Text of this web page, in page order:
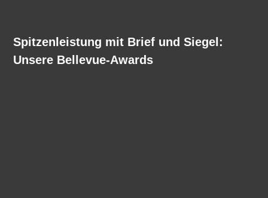
Spitzenleistung mit Brief und Siegel:
Unsere Bellevue-Awards